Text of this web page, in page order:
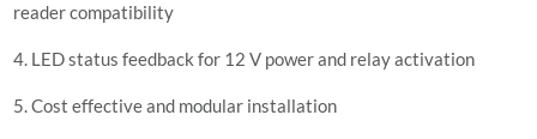
reader compatibility
4. LED status feedback for 12 V power and relay activation
5. Cost effective and modular installation